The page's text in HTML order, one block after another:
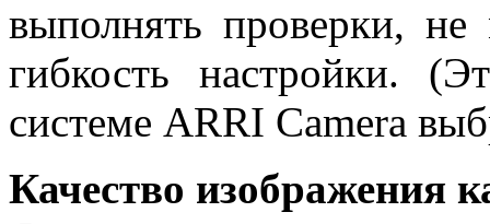
выполнять проверки,
гибкость настройки.
системе ARRI Camera
Качество изображения